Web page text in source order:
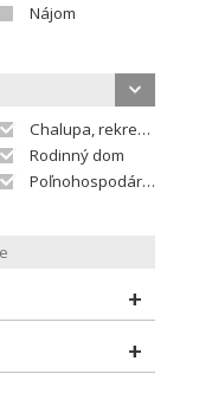
Nájom
Chalupa, rekreačný domček
Rodinný dom
Poľnohospodárska usadlosť